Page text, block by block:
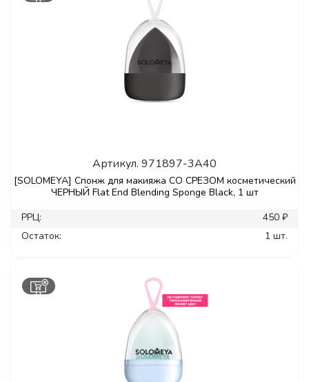
Артикул. 971897-3A40
[SOLOMEYA] Спонж для макияжа СО СРЕЗОМ косметический
ЧЕРНЫЙ Flat End Blending Sponge Black, 1 шт
РРЦ:
450 ₽
Остаток:
1 шт.